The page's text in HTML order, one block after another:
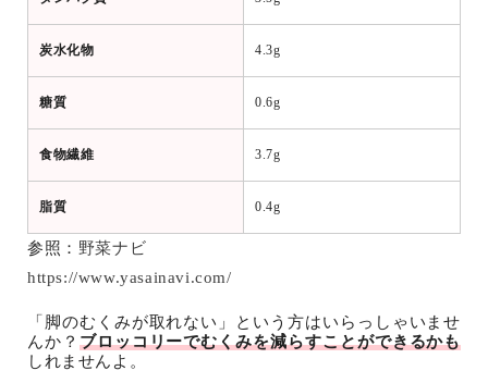
炭水化物 4.3g
糖質 0.6g
食物繊維 3.7g
脂質 0.4g
参照： 野菜ナビ
https://www.yasainavi.com/
「脚のむくみが取れない」という方はいらっしゃいませ
んか？ ブロッコリーでむくみを減らすことができるかも
しれませんよ。